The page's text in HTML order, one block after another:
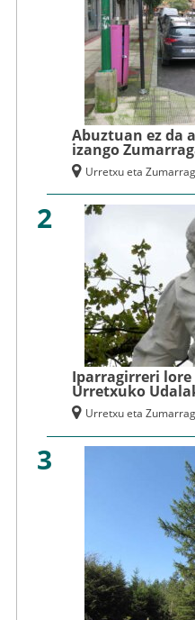
Abuztuan ez da
izango
Urretxu eta
2
Iparragirreri lore
Urretxuko
Urretxu eta
3